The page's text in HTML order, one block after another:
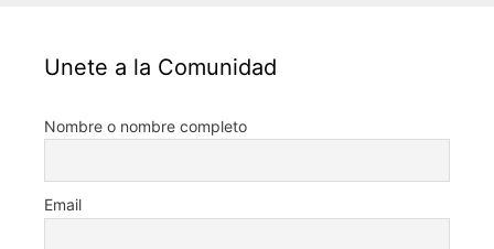
Unete a la Comunidad
Nombre o nombre completo
Email